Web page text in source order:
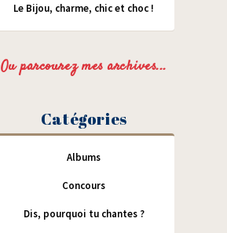
Le Bijou, charme, chic et choc !
Ou parcourez mes archives...
Catégories
Albums
Concours
Dis, pourquoi tu chantes ?